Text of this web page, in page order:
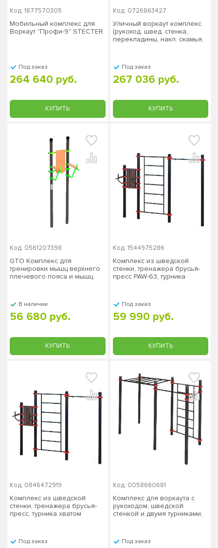
Код: 1877570305
Мобильный комплекс для
Воркаут "Профи-9" STECTER
Под заказ
264 640 руб.
КУПИТЬ
Код: 0726863427
Уличный воркаут комплекс
(рукоход, швед. стенка,
перекладины, накл. скамья,
Под заказ
267 036 руб.
КУПИТЬ
Код: 0561207398
GTO Комплекс для
тренировки мышц верхнего
плечевого пояса и мышц
В наличии
56 680 руб.
КУПИТЬ
Код: 1544975286
Комплекс из шведской
стенки, тренажера брусья-
пресс PAW-63, турника
Под заказ
59 990 руб.
КУПИТЬ
Код: 0846472919
Комплекс из шведской
стенки, тренажера брусья-
пресс, турника хватом
Под заказ
Код: 0058660681
Комплекс для воркаута с
рукоходом, шведской
стенкой и двумя турниками,
Под заказ